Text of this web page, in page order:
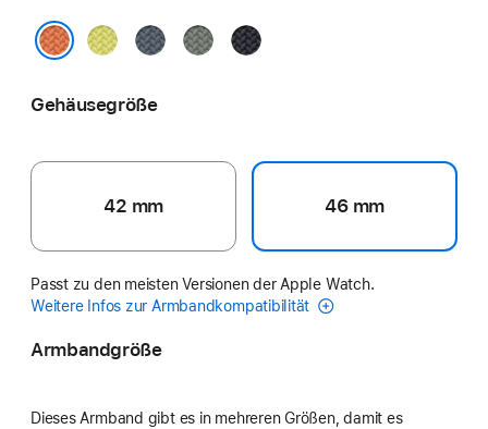
NeongelbMaritimblauGrüngrauMitternacht
Gehäusegröße
42 mm 46 mm
Passt zu den meisten Versionen der Apple Watch.
Weitere Infos zur Armbandkompatibilität
Armbandgröße
Dieses Armband gibt es in mehreren Größen, damit es